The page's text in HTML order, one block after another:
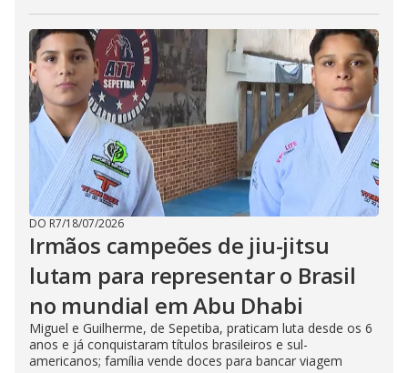
DO R7/18/07/2026
Irmãos campeões de jiu-jitsu
lutam para representar o Brasil
no mundial em Abu Dhabi
Miguel e Guilherme, de Sepetiba, praticam luta desde os 6
anos e já conquistaram títulos brasileiros e sul-
americanos; família vende doces para bancar viagem